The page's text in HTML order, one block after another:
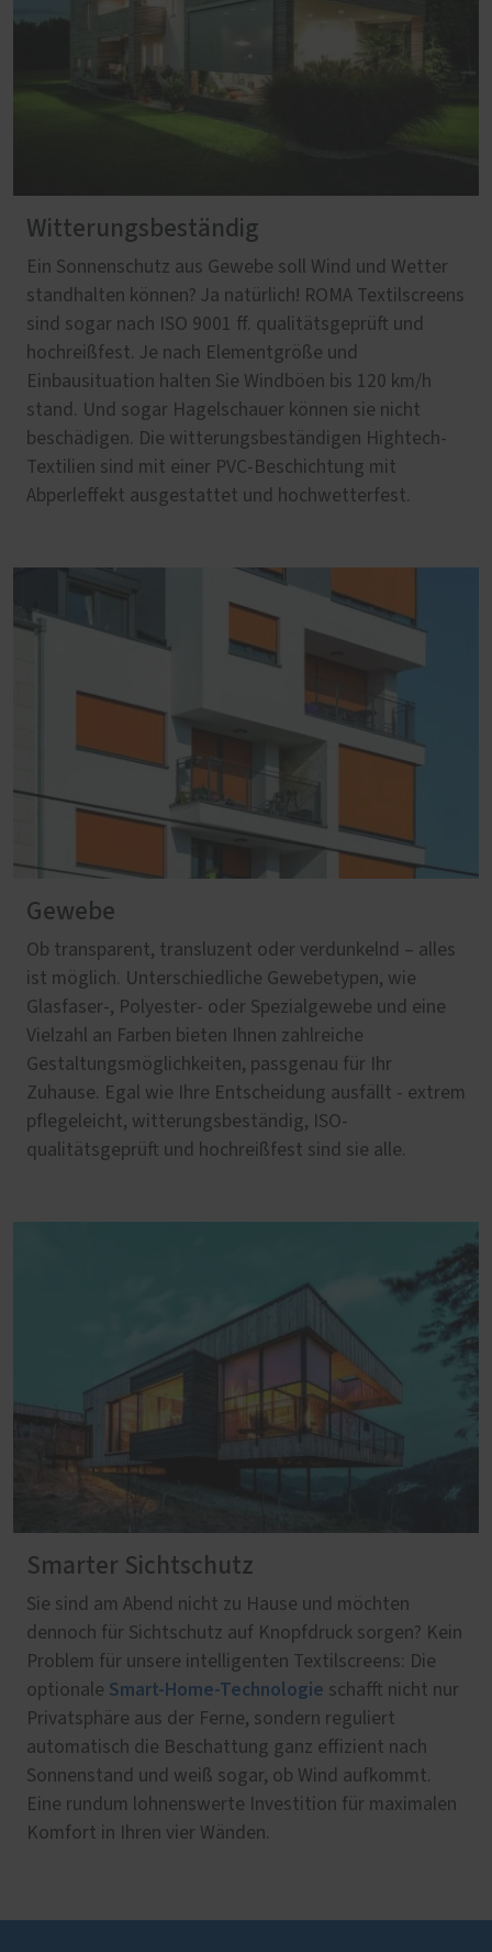
Witterungsbeständig
Ein Sonnenschutz aus Gewebe soll Wind und Wetter
standhalten können? Ja natürlich! ROMA Textilscreens
sind sogar nach ISO 9001 ff. qualitätsgeprüft und
hochreißfest. Je nach Elementgröße und
Einbausituation halten Sie Windböen bis 120 km/h
stand. Und sogar Hagelschauer können sie nicht
beschädigen. Die witterungsbeständigen Hightech-
Textilien sind mit einer PVC-Beschichtung mit
Abperleffekt ausgestattet und hochwetterfest.
Gewebe
Ob transparent, transluzent oder verdunkelnd – alles
ist möglich. Unterschiedliche Gewebetypen, wie
Glasfaser-, Polyester- oder Spezialgewebe und eine
Vielzahl an Farben bieten Ihnen zahlreiche
Gestaltungsmöglichkeiten, passgenau für Ihr
Zuhause. Egal wie Ihre Entscheidung ausfällt - extrem
pflegeleicht, witterungsbeständig, ISO-
qualitätsgeprüft und hochreißfest sind sie alle.
Smarter Sichtschutz
Sie sind am Abend nicht zu Hause und möchten
dennoch für Sichtschutz auf Knopfdruck sorgen? Kein
Problem für unsere intelligenten Textilscreens: Die
optionale Smart-Home-Technologie schafft nicht nur
Privatsphäre aus der Ferne, sondern reguliert
automatisch die Beschattung ganz effizient nach
Sonnenstand und weiß sogar, ob Wind aufkommt.
Eine rundum lohnenswerte Investition für maximalen
Komfort in Ihren vier Wänden.